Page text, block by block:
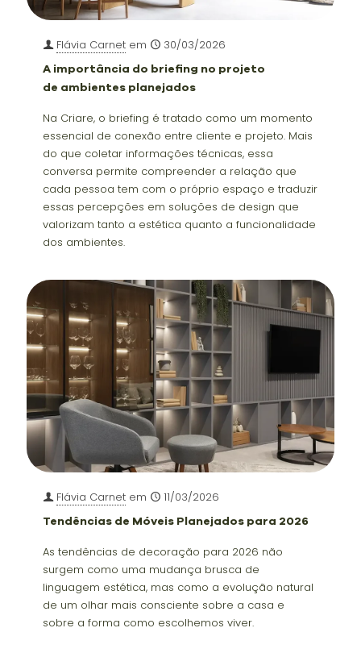
Flávia Carnet em 30/03/2026
A importância do briefing no projeto
de ambientes planejados
Na Criare, o briefing é tratado como um momento
essencial de conexão entre cliente e projeto. Mais
do que coletar informações técnicas, essa
conversa permite compreender a relação que
cada pessoa tem com o próprio espaço e traduzir
essas percepções em soluções de design que
valorizam tanto a estética quanto a funcionalidade
dos ambientes.
Flávia Carnet em 11/03/2026
Tendências de Móveis Planejados para 2026
As tendências de decoração para 2026 não
surgem como uma mudança brusca de
linguagem estética, mas como a evolução natural
de um olhar mais consciente sobre a casa e
sobre a forma como escolhemos viver.